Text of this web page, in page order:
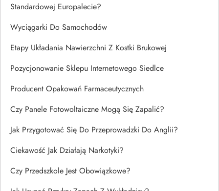
Standardowej Europalecie?
Wyciągarki Do Samochodów
Etapy Układania Nawierzchni Z Kostki Brukowej
Pozycjonowanie Sklepu Internetowego Siedlce
Producent Opakowań Farmaceutycznych
Czy Panele Fotowoltaiczne Mogą Się Zapalić?
Jak Przygotować Się Do Przeprowadzki Do Anglii?
Ciekawość Jak Działają Narkotyki?
Czy Przedszkole Jest Obowiązkowe?